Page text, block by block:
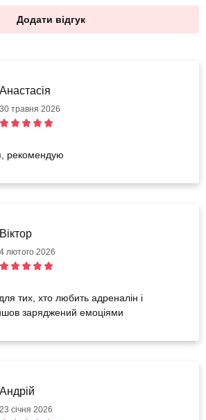
Додати відгук
Анастасія
30 травня 2026
рекомендую
Віктор
4 лютого 2026
тих, хто любить адреналін і
заряджений емоціями
Андрій
23 січня 2026